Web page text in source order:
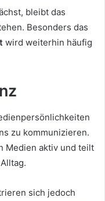
bleibt das
Besonders das
wird weiterhin häufig
zu kommunizieren.
Medien aktiv und teilt
sich jedoch